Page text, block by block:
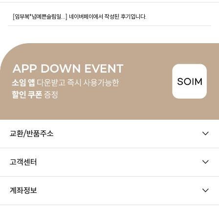
[임부복*넘예쁜슬림일...] 네이버페이에서 작성된 후기입니다.
교환/반품주소
고객센터
계좌정보